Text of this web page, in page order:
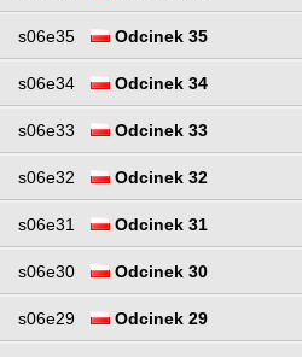
s06e35 Odcinek 35
s06e34 Odcinek 34
s06e33 Odcinek 33
s06e32 Odcinek 32
s06e31 Odcinek 31
s06e30 Odcinek 30
s06e29 Odcinek 29